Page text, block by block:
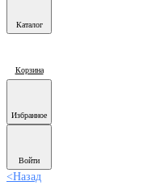
Каталог
Корзина
Избранное
Войти
<Назад